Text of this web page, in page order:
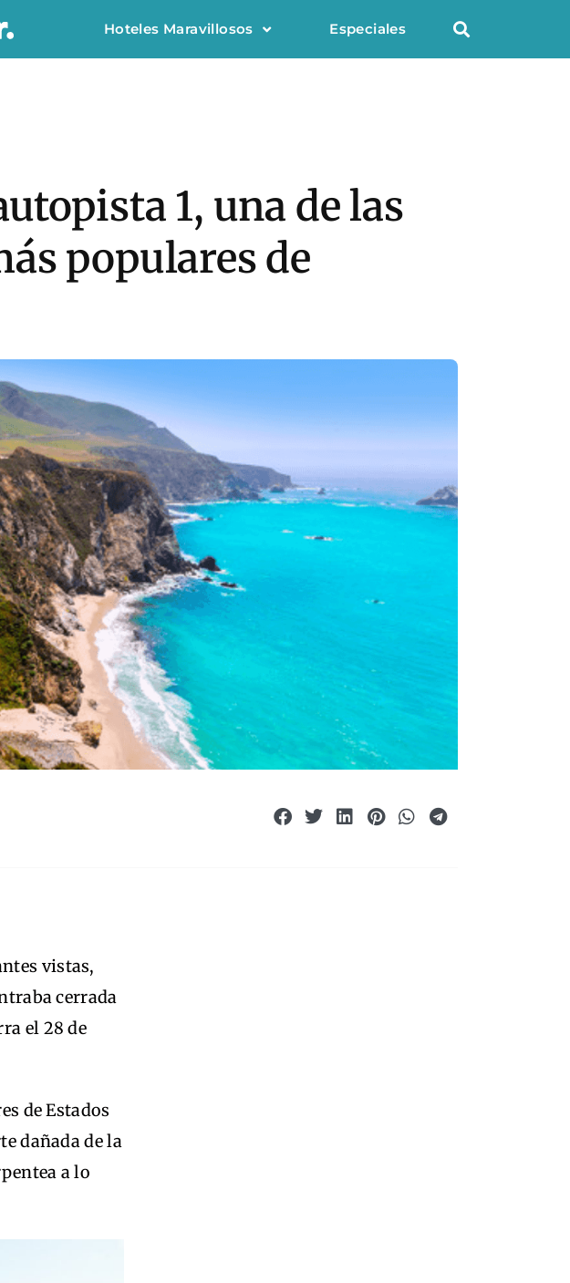
Hoteles Maravillosos Especiales
1, una de las
populares de
vistas,
cerrada
el 28 de
de Estados
dañada de la
a lo